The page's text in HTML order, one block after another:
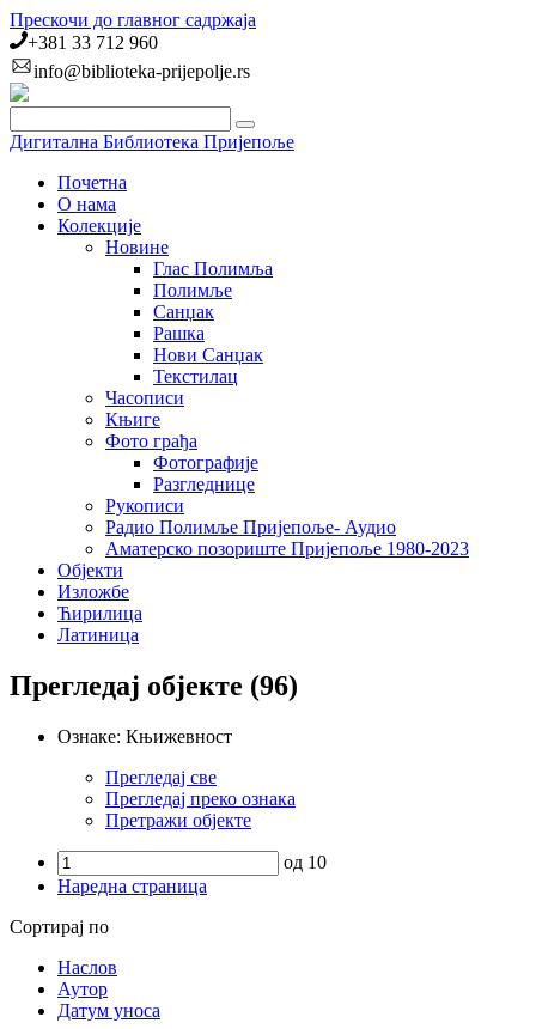
Прескочи до главног садржаја
+381 33 712 960
info@biblioteka-prijepolje.rs
Дигитална Библиотека Пријепоље
Почетна
О нама
Колекције
Новине
Глас Полимља
Полимље
Санџак
Рашка
Нови Санџак
Текстилац
Часописи
Књиге
Фото грађа
Фотографије
Разгледнице
Рукописи
Радио Полимље Пријепоље- Аудио
Аматерско позориште Пријепоље 1980-2023
Објекти
Изложбе
Ћирилица
Латиница
Прегледај објекте (96)
Ознаке: Књижевност
Прегледај све
Прегледај преко ознака
Претражи објекте
од 10
Наредна страница
Сортирај по
Наслов
Аутор
Датум уноса